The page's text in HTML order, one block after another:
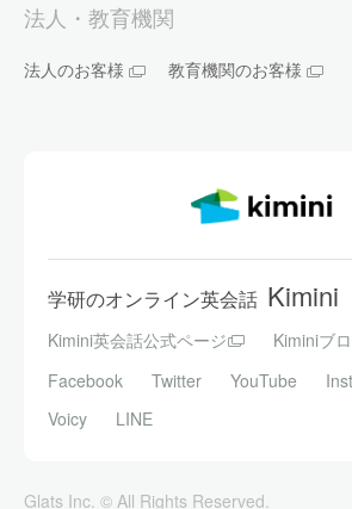
法人・教育機関
法人のお客様 教育機関のお客様
学研のオンライン英会話 Kimini
Kimini英会話公式ページ
Kiminiブ
Facebook
Twitter YouTube
Voicy
LINE
Glats Inc. © All Rights Reserved.